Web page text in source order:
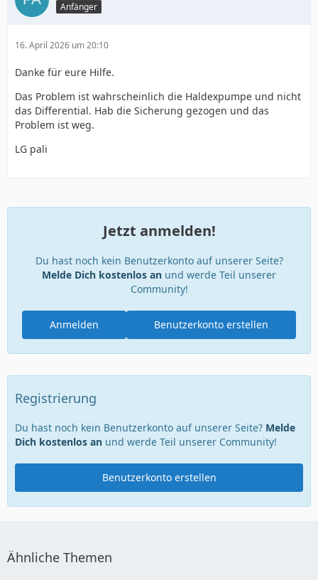
Anfänger
16. April 2026 um 20:10
Danke für eure Hilfe.
Das Problem ist wahrscheinlich die Haldexpumpe und nicht
das Differential. Hab die Sicherung gezogen und das
Problem ist weg.
LG pali
Jetzt anmelden!
Du hast noch kein Benutzerkonto auf unserer Seite?
Melde Dich kostenlos an und werde Teil unserer
Community!
Benutzerkonto erstellen
Anmelden
Registrierung
Du hast noch kein Benutzerkonto auf unserer Seite? Melde
Dich kostenlos an und werde Teil unserer Community!
Benutzerkonto erstellen
Ähnliche Themen